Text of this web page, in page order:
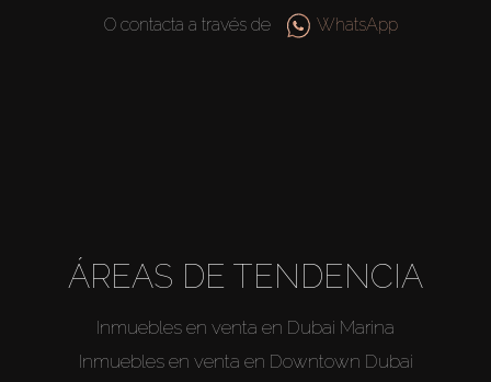
AgentesO contacta a través de WhatsApp
ÁREAS DE TENDENCIA
Inmuebles en venta en Dubai Marina
Inmuebles en venta en Downtown Dubai